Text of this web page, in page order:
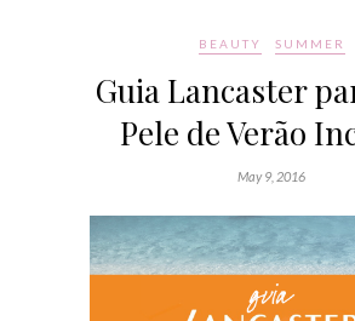
BEAUTY SUMMER
Guia Lancaster
Pele de Verão
May 9, 2016